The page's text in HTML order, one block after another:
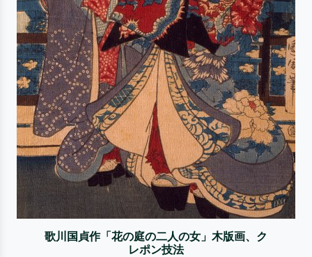
歌川国貞作「花の庭の二人の女」木版画、ク
レポン技法